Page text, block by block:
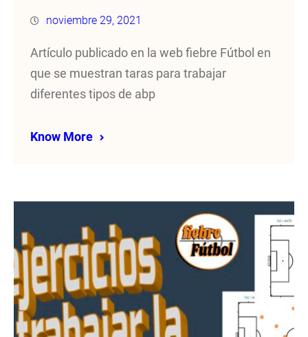
noviembre 29, 2021
Artículo publicado en la web fiebre Fútbol en
que se muestran taras para trabajar
diferentes tipos de abp
Know More